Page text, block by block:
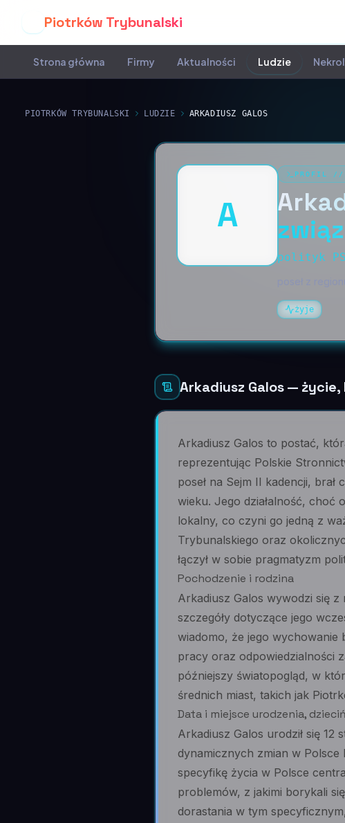
Piotrków Trybunalski
Strona główna Firmy Aktualności Ludzie
PIOTRKÓW TRYBUNALSKI LUDZIE ARKADIUSZ GALOS
A
PROFIL
polityk
żyje
Arkadiusz Galos —
Arkadiusz Galos to postać,
reprezentując Polskie
poseł na Sejm II kadencji,
wieku. Jego działalność, choć
lokalny, co czyni go jedną z
Trybunalskiego oraz
łączył w sobie pragmatyzm
Pochodzenie i rodzina
Arkadiusz Galos wywodzi się
szczegóły dotyczące jego
wiadomo, że jego wychowanie
pracy oraz odpowiedzialności
późniejszy światopogląd, w
średnich miast, takich jak
Data i miejsce urodzenia,
Arkadiusz Galos urodził się 12
dynamicznych zmian w Polsce
specyfikę życia w Polsce
problemów, z jakimi borykali
dorastania w tym